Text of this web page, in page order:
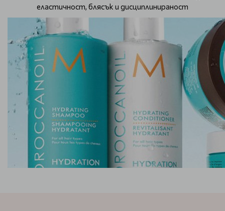
еластичност, блясък и дисциплинираност